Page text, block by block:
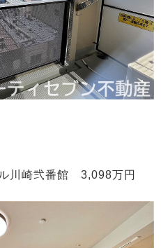
川崎弐番館 3,098万円